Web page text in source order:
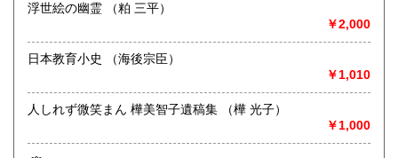
浮世絵の幽霊 （粕 三平）
￥2,000
日本教育小史 （海後宗臣）
￥1,010
人しれず微笑まん 樺美智子遺稿集 （樺 光子）
￥1,000